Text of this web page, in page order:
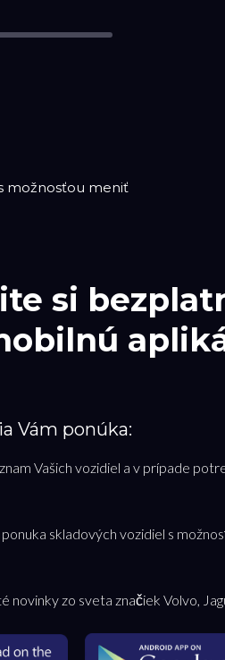
možnosťou meniť
si
Vám ponúka:
Vašich vozidiel a v prípade
skladových vozidiel s
novinky zo sveta značiek Volvo,